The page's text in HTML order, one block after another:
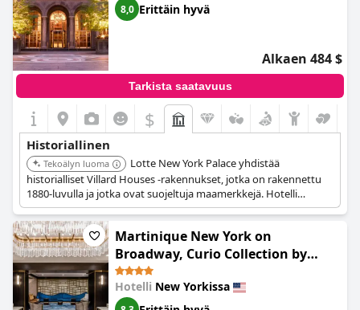
8,0 Erittäin hyvä
Alkaen 484 $
Tarkista saatavuus
$
Historiallinen
Tekoälyn luoma
Lotte New York Palace yhdistää
historialliset Villard Houses -rakennukset, jotka on rakennettu
1880-luvulla ja jotka ovat suojeltuja maamerkkejä. Hotelli
yhdistää nämä uusrenessanssipalatsit moderniin
pilvenpiirtäjään luoden ainutlaatuisen arkkitehtonisen
kontrastin. Kultainen huone alkuperäisine kullattuine
kattoineen on henkeäsalpaava muistutus menneestä
aikakaudesta.
Martinique New York on
Broadway, Curio Collection by
Hilton
Hotelli New Yorkissa